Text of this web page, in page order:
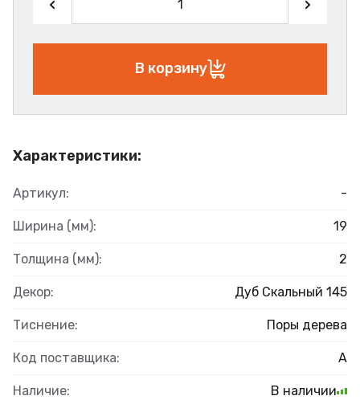
Характеристики:
Артикул: -
Ширина (мм): 19
Толщина (мм): 2
Декор: Дуб Скальный 145
Тиснение: Поры дерева
Код поставщика: А
Наличие: В наличии
В корзину